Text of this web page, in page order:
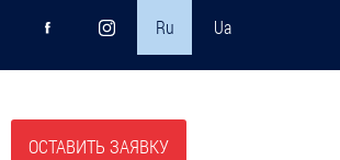
Ru Ua
ОСТАВИТЬ ЗАЯВКУ